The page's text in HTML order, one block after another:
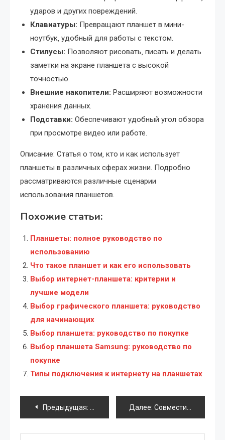
ударов и других повреждений.
Клавиатуры: Превращают планшет в мини-
ноутбук‚ удобный для работы с текстом.
Стилусы: Позволяют рисовать‚ писать и делать
заметки на экране планшета с высокой
точностью.
Внешние накопители: Расширяют возможности
хранения данных.
Подставки: Обеспечивают удобный угол обзора
при просмотре видео или работе.
Описание: Статья о том‚ кто и как использует
планшеты в различных сферах жизни. Подробно
рассматриваются различные сценарии
использования планшетов.
Похожие статьи:
Планшеты: полное руководство по
использованию
Что такое планшет и как его использовать
Выбор интернет-планшета: критерии и
лучшие модели
Выбор графического планшета: руководство
для начинающих
Выбор планшета: руководство по покупке
Выбор планшета Samsung: руководство по
покупке
Типы подключения к интернету на планшетах
Навигация
по
Предыдущая: Форматирование жесткого диска:
Далее: Совместимость видеокарты и процессора: ключевые аспекты и практические советы